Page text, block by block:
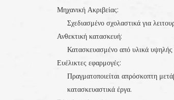
Μηχανική Ακριβείας:
Σχεδιασμένο σχολαστικά για
Ανθεκτική κατασκευή:
Κατασκευασμένο από υλικά υψηλής
Ευέλικτες εφαρμογές:
Πραγματοποιείται απρόσκοπτη
κατασκευαστικά έργα.